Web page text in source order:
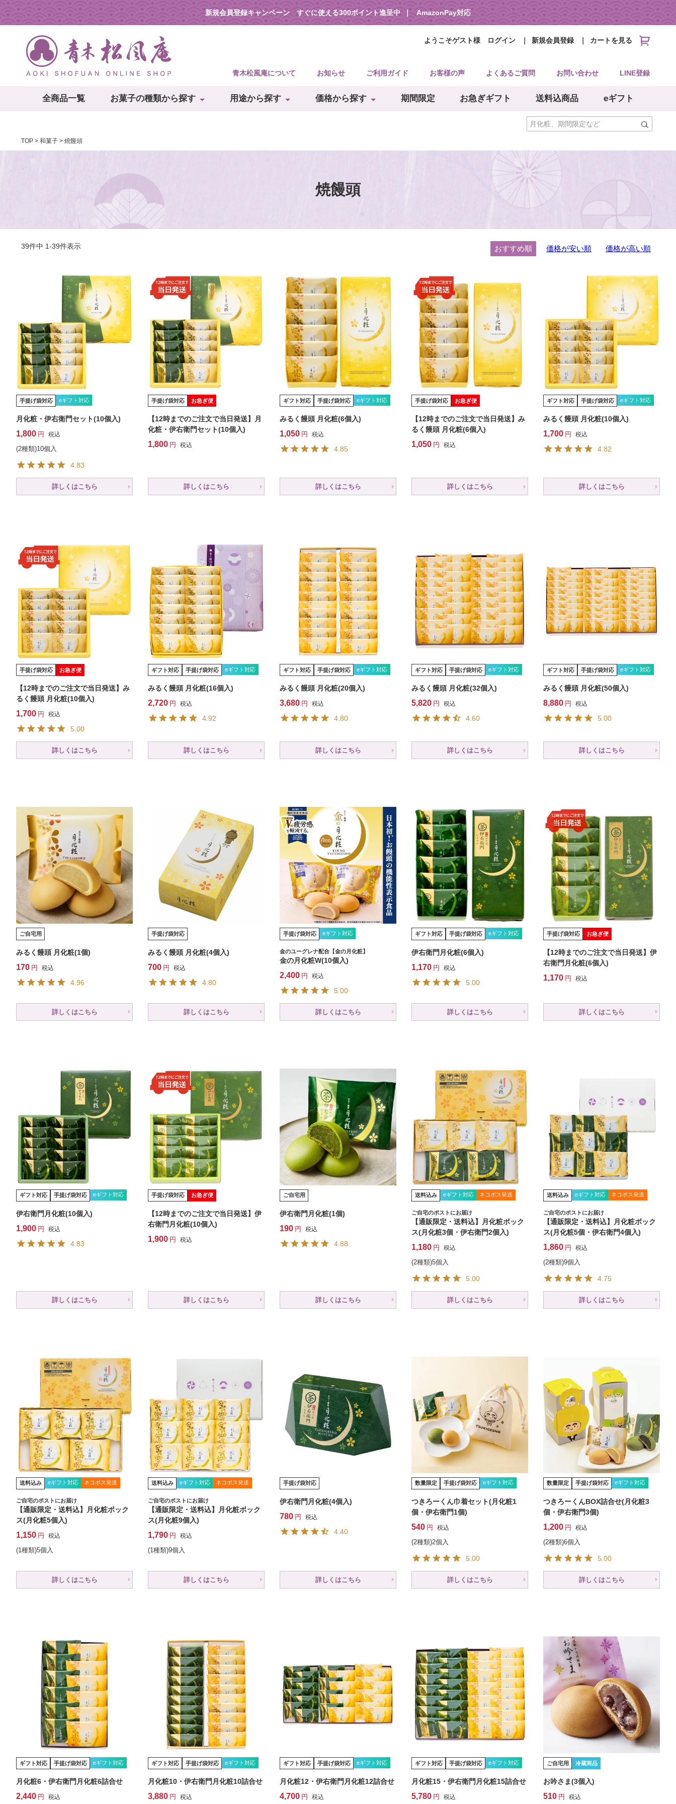
新規会員登録キャンペーン すぐに使える300ポイント進呈中 AmazonPay対応
ようこそゲスト様 ログイン 新規会員登録 カートを見る
青木松風庵について お知らせ ご利用ガイド お客様の声 よくあるご質問 お問い合わせ LINE登録
全商品一覧 お菓子の種類から探す 用途から探す 価格から探す 期間限定 お急ぎギフト 送料込商品 eギフト
TOP 和菓子 焼饅頭
焼饅頭
おすすめ順 価格が安い順 価格が高い順
39件中 1-39件表示
手提げ袋対応 eギフト対応
月化粧・伊右衛門セット(10個入)
1,800 税込
(2種類)10個入
4.83
詳しくはこちら
手提げ袋対応 お急ぎ便
【12時までのご注文で当日発送】月
化粧・伊右衛門セット(10個入)
1,800 税込
詳しくはこちら
ギフト対応 手提げ袋対応 eギフト対応
みるく饅頭 月化粧(6個入)
1,050 税込
4.85
詳しくはこちら
手提げ袋対応 お急ぎ便
【12時までのご注文で当日発送】み
るく饅頭 月化粧(6個入)
1,050 税込
詳しくはこちら
ギフト対応 手提げ袋対応 eギフト対応
みるく饅頭 月化粧(10個入)
1,700 税込
4.82
詳しくはこちら
手提げ袋対応 お急ぎ便
【12時までのご注文で当日発送】み
るく饅頭 月化粧(10個入)
1,700 税込
5.00
詳しくはこちら
ギフト対応 手提げ袋対応 eギフト対応
みるく饅頭 月化粧(16個入)
2,720 税込
4.92
詳しくはこちら
ギフト対応 手提げ袋対応 eギフト対応
みるく饅頭 月化粧(20個入)
3,680 税込
4.80
詳しくはこちら
ギフト対応 手提げ袋対応 eギフト対応
みるく饅頭 月化粧(32個入)
5,820 税込
4.60
詳しくはこちら
ギフト対応 手提げ袋対応 eギフト対応
みるく饅頭 月化粧(50個入)
8,880 税込
5.00
詳しくはこちら
ご自宅用
みるく饅頭 月化粧(1個)
170 税込
4.96
詳しくはこちら
手提げ袋対応
みるく饅頭 月化粧(4個入)
700 税込
4.80
詳しくはこちら
手提げ袋対応 eギフト対応
金のユーグレナ配合【金の月化粧】
金の月化粧W(10個入)
2,400 税込
5.00
詳しくはこちら
ギフト対応 手提げ袋対応 eギフト対応
伊右衛門月化粧(6個入)
1,170 税込
5.00
詳しくはこちら
手提げ袋対応 お急ぎ便
【12時までのご注文で当日発送】伊
右衛門月化粧(6個入)
1,170 税込
詳しくはこちら
ギフト対応 手提げ袋対応 eギフト対応
伊右衛門月化粧(10個入)
1,900 税込
4.83
詳しくはこちら
手提げ袋対応 お急ぎ便
【12時までのご注文で当日発送】伊
右衛門月化粧(10個入)
1,900 税込
詳しくはこちら
ご自宅用
伊右衛門月化粧(1個)
190 税込
4.88
詳しくはこちら
送料込み eギフト対応 ネコポス発送
ご自宅のポストにお届け
【通販限定・送料込】月化粧ボック
ス(月化粧3個・伊右衛門2個入)
1,180 税込
(2種類)5個入
5.00
詳しくはこちら
送料込み eギフト対応 ネコポス発送
ご自宅のポストにお届け
【通販限定・送料込】月化粧ボック
ス(月化粧5個・伊右衛門4個入)
1,860 税込
(2種類)9個入
4.75
詳しくはこちら
送料込み eギフト対応 ネコポス発送
ご自宅のポストにお届け
【通販限定・送料込】月化粧ボック
ス(月化粧5個入)
1,150 税込
(1種類)5個入
詳しくはこちら
送料込み eギフト対応 ネコポス発送
ご自宅のポストにお届け
【通販限定・送料込】月化粧ボック
ス(月化粧9個入)
1,790 税込
(1種類)9個入
詳しくはこちら
手提げ袋対応
伊右衛門月化粧(4個入)
780 税込
4.40
詳しくはこちら
数量限定 手提げ袋対応 eギフト対応
つきろーくん巾着セット(月化粧1
個・伊右衛門1個)
540 税込
(2種類)2個入
5.00
詳しくはこちら
数量限定 手提げ袋対応 eギフト対応
つきろーくんBOX詰合せ(月化粧3
個・伊右衛門3個)
1,200 税込
(2種類)6個入
5.00
詳しくはこちら
ギフト対応 手提げ袋対応 eギフト対応
月化粧6・伊右衛門月化粧6詰合せ
2,440 税込
ギフト対応 手提げ袋対応 eギフト対応
月化粧10・伊右衛門月化粧10詰合せ
3,880 税込
ギフト対応 手提げ袋対応 eギフト対応
月化粧12・伊右衛門月化粧12詰合せ
4,700 税込
ギフト対応 手提げ袋対応 eギフト対応
月化粧15・伊右衛門月化粧15詰合せ
5,780 税込
ご自宅用 冷蔵商品
お吟さま(3個入)
510 税込